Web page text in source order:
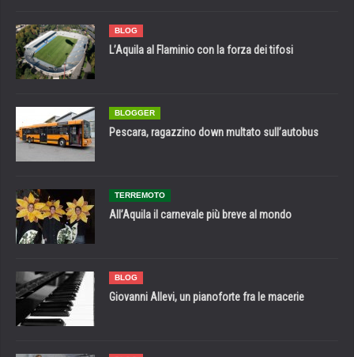
BLOG
L’Aquila al Flaminio con la forza dei tifosi
BLOGGER
Pescara, ragazzino down multato sull’autobus
TERREMOTO
All’Aquila il carnevale più breve al mondo
BLOG
Giovanni Allevi, un pianoforte fra le macerie